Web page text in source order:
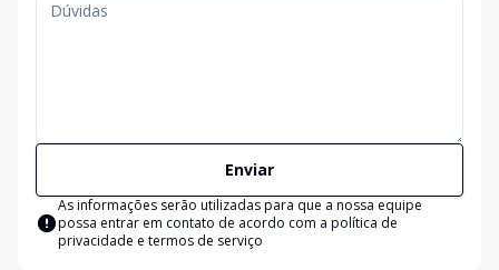
Enviar
As informações serão utilizadas para que a nossa equipe
possa entrar em contato de acordo com a política de
privacidade e termos de serviço